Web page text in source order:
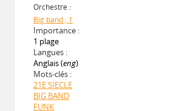
Orchestre :
Big band ; 1
Importance :
1 plage
Langues :
Anglais (eng)
Mots-clés :
21E SIECLE
BIG BAND
FUNK